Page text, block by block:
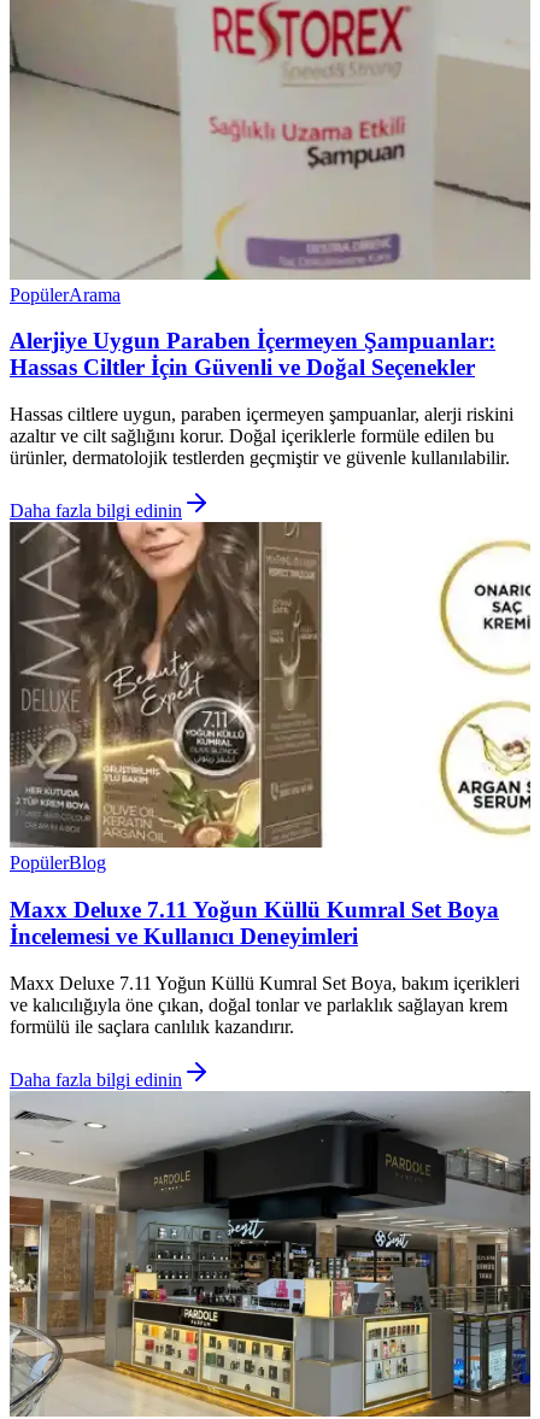
PopülerArama
Alerjiye Uygun Paraben İçermeyen Şampuanlar:
Hassas Ciltler İçin Güvenli ve Doğal Seçenekler
Hassas ciltlere uygun, paraben içermeyen şampuanlar, alerji riskini
azaltır ve cilt sağlığını korur. Doğal içeriklerle formüle edilen bu
ürünler, dermatolojik testlerden geçmiştir ve güvenle kullanılabilir.
Daha fazla bilgi edinin
PopülerBlog
Maxx Deluxe 7.11 Yoğun Küllü Kumral Set Boya
İncelemesi ve Kullanıcı Deneyimleri
Maxx Deluxe 7.11 Yoğun Küllü Kumral Set Boya, bakım içerikleri
ve kalıcılığıyla öne çıkan, doğal tonlar ve parlaklık sağlayan krem
formülü ile saçlara canlılık kazandırır.
Daha fazla bilgi edinin